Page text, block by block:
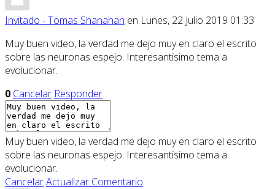
Invitado - Tomas Shanahan en Lunes, 22 Julio 2019 01:33
Muy buen video, la verdad me dejo muy en claro el escrito
sobre las neuronas espejo. Interesantisimo tema a
evolucionar.
0 Cancelar Responder
Muy buen video, la verdad me dejo muy en claro el escrito
sobre las neuronas espejo. Interesantisimo tema a
evolucionar.
CancelarActualizar Comentario